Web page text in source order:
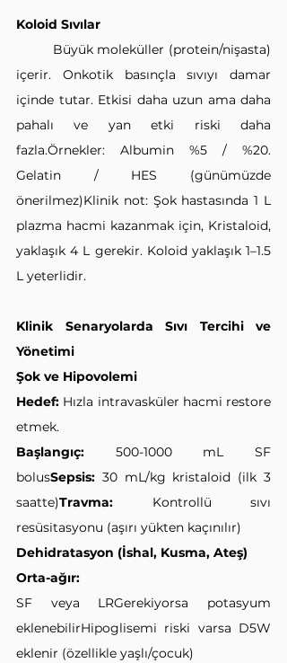
Koloid Sıvılar
içerir. Onkotik basınçla sıvıyı damar
içinde tutar. Etkisi daha uzun ama daha
pahalı ve yan etki riski daha
fazla.Örnekler: Albumin %5 / %20.
Gelatin / HES (günümüzde
önerilmez)Klinik not: Şok hastasında 1 L
plazma hacmi kazanmak için, Kristaloid,
yaklaşık 4 L gerekir. Koloid yaklaşık 1–1.5
L yeterlidir.
Klinik Senaryolarda Sıvı Tercihi ve
Yönetimi
Şok ve Hipovolemi
Hedef: Hızla intravasküler hacmi restore
etmek.
Başlangıç: 500-1000 mL SF
bolusSepsis: 30 mL/kg kristaloid (ilk 3
saatte)Travma: Kontrollü sıvı
resüsitasyonu (aşırı yükten kaçınılır)
Dehidratasyon (İshal, Kusma, Ateş)
Orta-ağır:
SF veya LRGerekiyorsa potasyum
eklenebilirHipoglisemi riski varsa D5W
eklenir (özellikle yaşlı/çocuk)